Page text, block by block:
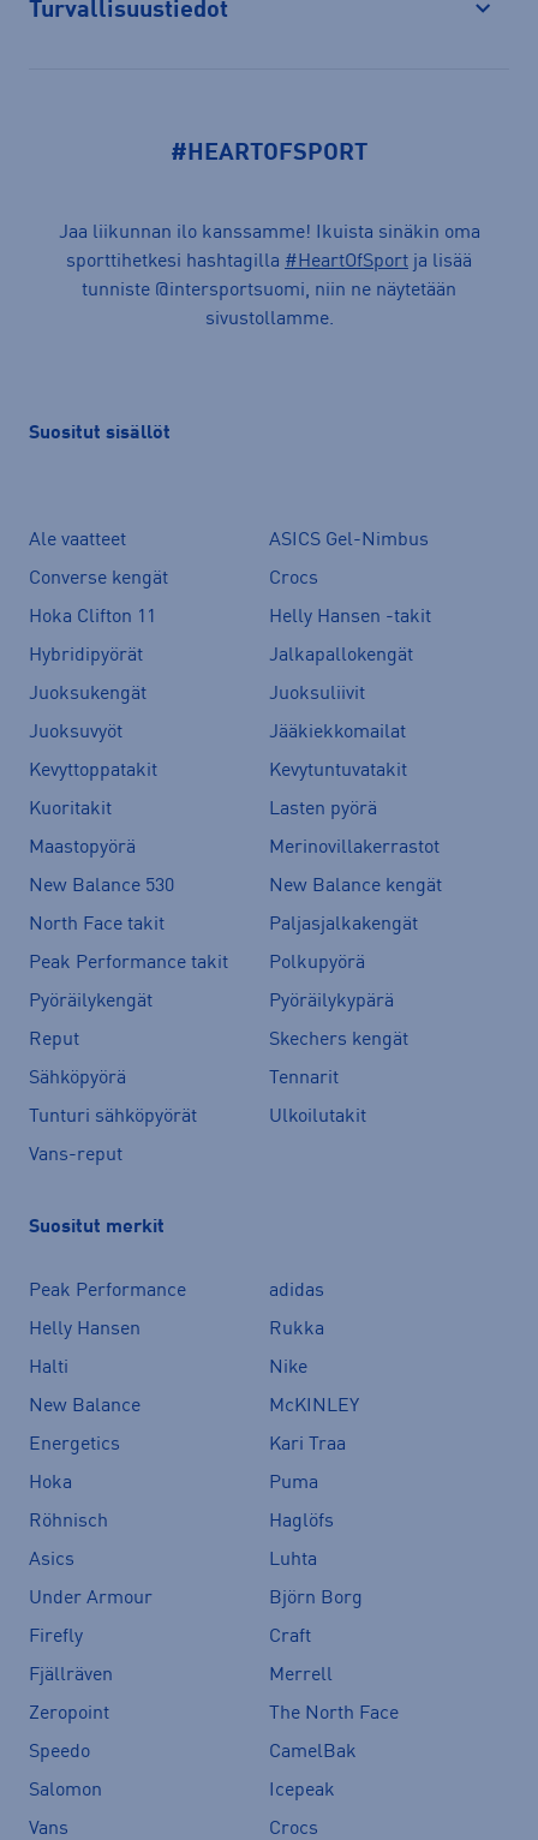
Turvallisuustiedot
#HEARTOFSPORT
Jaa liikunnan ilo kanssamme! Ikuista sinäkin oma
sporttihetkesi hashtagilla #HeartOfSport ja lisää
tunniste @intersportsuomi, niin ne näytetään
sivustollamme.
Suositut sisällöt
Ale vaatteet
ASICS Gel-Nimbus
Converse kengät
Crocs
Hoka Clifton 11
Helly Hansen -takit
Hybridipyörät
Jalkapallokengät
Juoksukengät
Juoksuliivit
Juoksuvyöt
Jääkiekkomailat
Kevyttoppatakit
Kevytuntuvatakit
Kuoritakit
Lasten pyörä
Maastopyörä
Merinovillakerrastot
New Balance 530
New Balance kengät
North Face takit
Paljasjalkakengät
Peak Performance takit
Polkupyörä
Pyöräilykengät
Pyöräilykypärä
Reput
Skechers kengät
Sähköpyörä
Tennarit
Tunturi sähköpyörät
Ulkoilutakit
Vans-reput
Suositut merkit
Peak Performance
adidas
Helly Hansen
Rukka
Halti
Nike
New Balance
McKINLEY
Energetics
Kari Traa
Hoka
Puma
Röhnisch
Haglöfs
Asics
Luhta
Under Armour
Björn Borg
Firefly
Craft
Fjällräven
Merrell
Zeropoint
The North Face
Speedo
CamelBak
Salomon
Icepeak
Vans
Crocs